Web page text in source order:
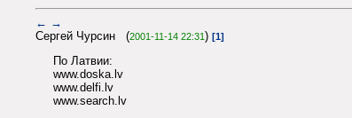
← →
Сергей Чурсин (2001-11-14 22:31) [1]
По Латвии:
www.doska.lv
www.delfi.lv
www.search.lv